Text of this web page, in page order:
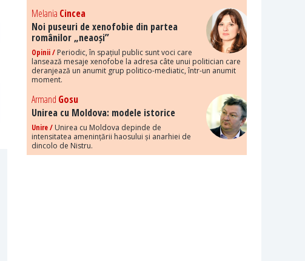
Melania Cincea
Noi puseuri de xenofobie din partea
românilor „neaoși”
Opinii / Periodic, în spațiul public sunt voci care
lansează mesaje xenofobe la adresa câte unui politician care
deranjează un anumit grup politico-mediatic, într-un anumit
moment.
Armand Gosu
Unirea cu Moldova: modele istorice
Unire / Unirea cu Moldova depinde de
intensitatea amenințării haosului și anarhiei de
dincolo de Nistru.